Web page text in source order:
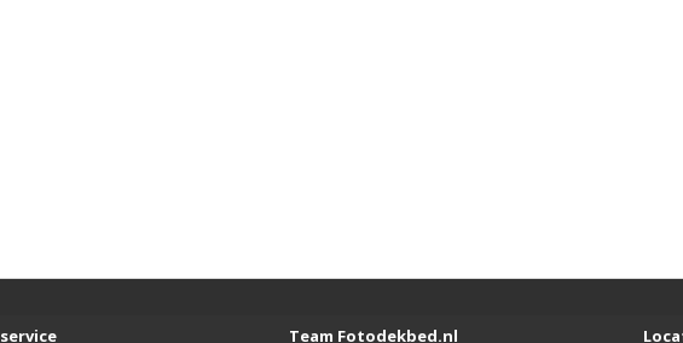
Team Fotodekbed.nl